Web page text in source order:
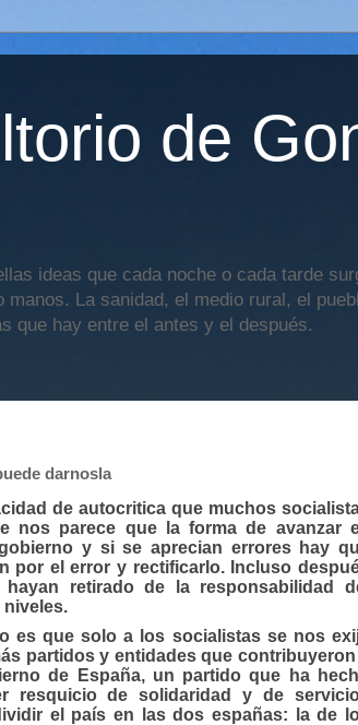
de
ideas que cada noche o cada tarde
La sanidad, el medio rural, el
que hay entre el antes y el después.
darnosla
de autocritica que muchos
nos parece que la forma de avanzar
y si se aprecian errores hay
por el error y rectificarlo. Incluso
retirado de la responsabilidad
es que solo a los socialistas se nos
partidos y entidades que contribuyeron
de España, un partido que ha
resquicio de solidaridad y de
el país en las dos españas: la de